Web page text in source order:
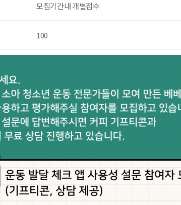
모집기간내 개별접수
100